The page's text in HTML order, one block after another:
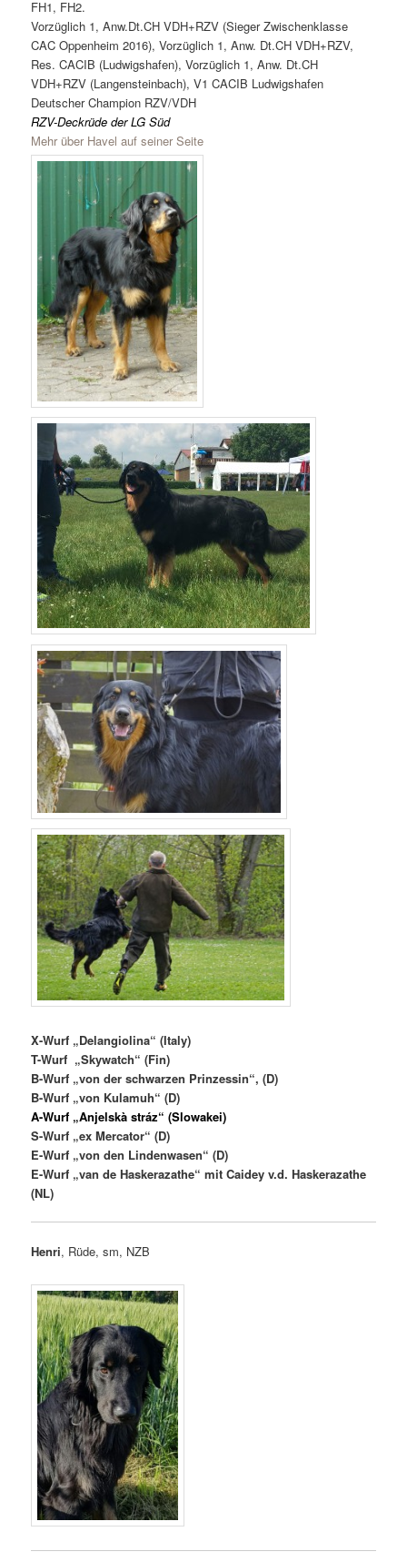
FH1, FH2.
Vorzüglich 1, Anw.Dt.CH VDH+RZV (Sieger Zwischenklasse
CAC Oppenheim 2016), Vorzüglich 1, Anw. Dt.CH VDH+RZV,
Res. CACIB (Ludwigshafen), Vorzüglich 1, Anw. Dt.CH
VDH+RZV (Langensteinbach), V1 CACIB Ludwigshafen
Deutscher Champion RZV/VDH
RZV-Deckrüde der LG Süd
Mehr über Havel auf seiner Seite
X-Wurf „Delangiolina“ (Italy)
T-Wurf „Skywatch“ (Fin)
B-Wurf „von der schwarzen Prinzessin“, (D)
B-Wurf „von Kulamuh“ (D)
A-Wurf „Anjelskà stráz“ (Slowakei)
S-Wurf „ex Mercator“ (D)
E-Wurf „von den Lindenwasen“ (D)
E-Wurf „van de Haskerazathe“ mit Caidey v.d. Haskerazathe
(NL)
Henri, Rüde, sm, NZB